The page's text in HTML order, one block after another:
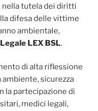
tutela dei diritti
difesa delle vittime
ambientale,
LEX BSL.
di alta riflessione
sicurezza
la partecipazione di
medici legali,